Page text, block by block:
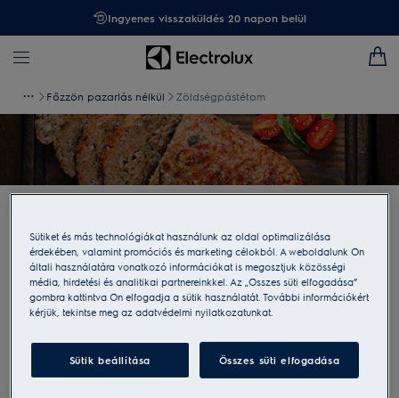
Ingyenes visszaküldés 20 napon belül
Főzzön pazarlás nélkül Zöldségpástétom
Zöldségpástétom
Hozzávalók:
húslevesben főtt zöldségek
2 csésze őrölt köles
egy pohár aszalt gyümölcs (vegyesen: barack, megy, mazsola,
szilva stb.)
Sütiket és más technológiákat használunk az oldal optimalizálása
érdekében, valamint promóciós és marketing célokból. A weboldalunk Ön
általi használatára vonatkozó információkat is megosztjuk közösségi
média, hirdetési és analitikai partnereinkkel. Az „Összes süti elfogadása”
gombra kattintva Ön elfogadja a sütik használatát. További információkért
kérjük, tekintse meg az adatvédelmi nyilatkozatunkat.
Sütik beállítása Összes süti elfogadása